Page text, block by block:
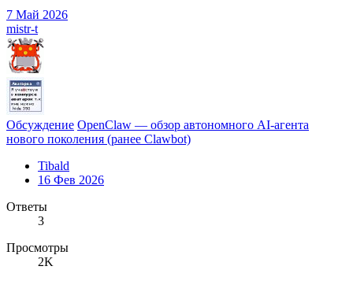
7 Май 2026
mistr-t
Обсуждение OpenClaw — обзор автономного AI-агента
нового поколения (ранее Clawbot)
Tibald
16 Фев 2026
Ответы
3
Просмотры
2K